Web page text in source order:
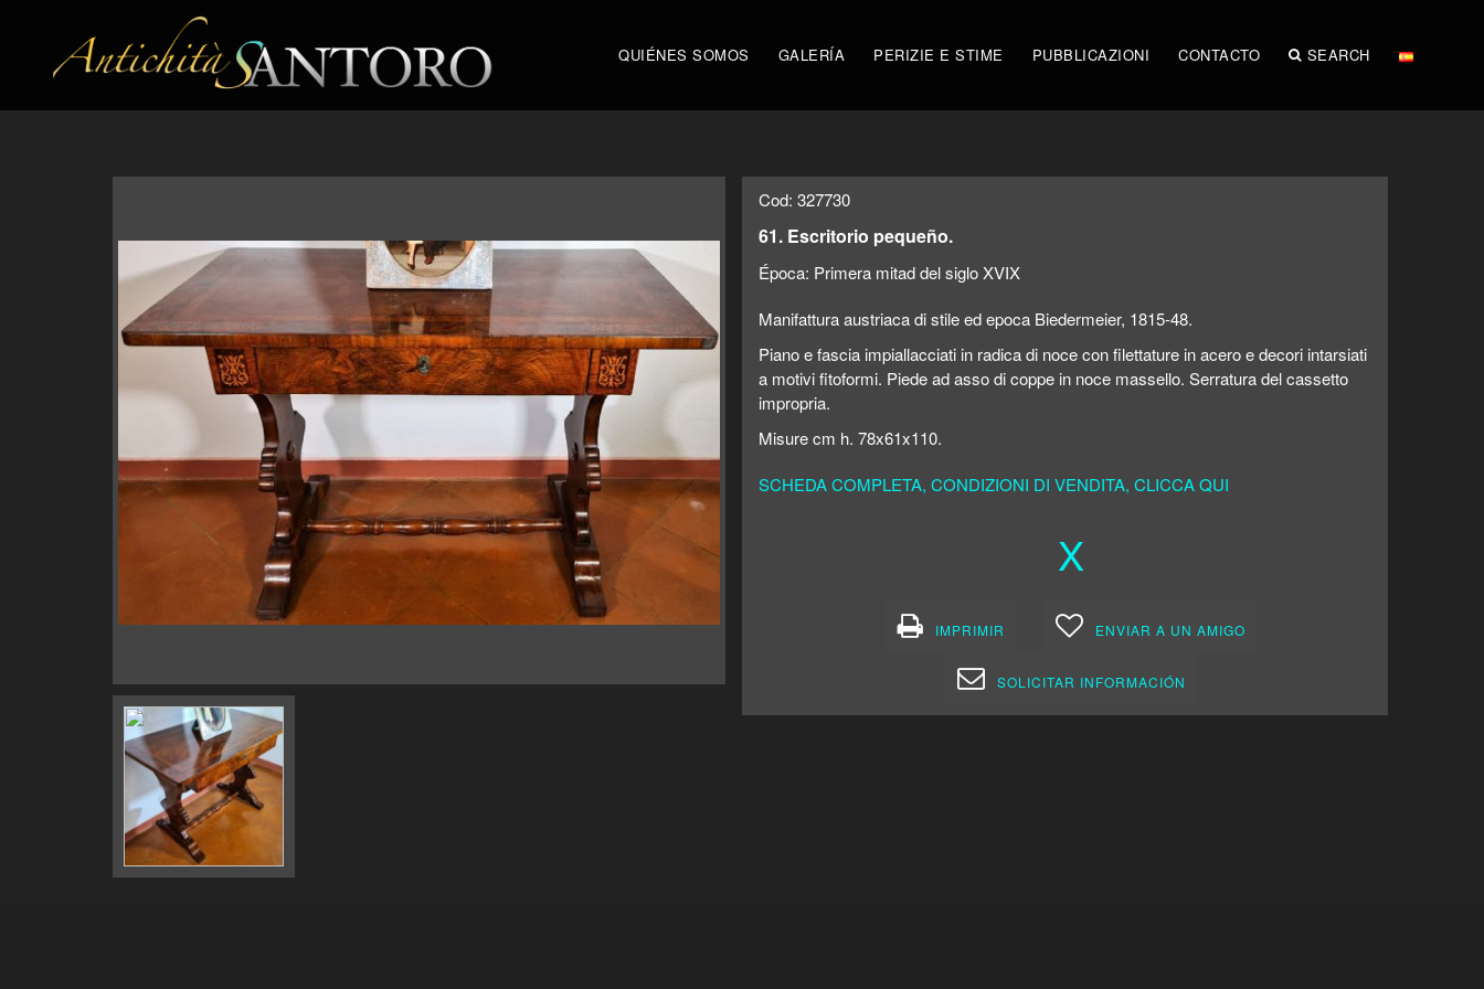
QUIÉNES SOMOS GALERÍA PERIZIE E STIME PUBBLICAZIONI CONTACTO SEARCH
Cod: 327730
61. Escritorio pequeño.
Época: Primera mitad del siglo XVIX
Manifattura austriaca di stile ed epoca Biedermeier, 1815-48.
Piano e fascia impiallacciati in radica di noce con filettature in acero e decori intarsiati
a motivi fitoformi. Piede ad asso di coppe in noce massello. Serratura del cassetto
impropria.
Misure cm h. 78x61x110.
SCHEDA COMPLETA, CONDIZIONI DI VENDITA, CLICCA QUI
X
IMPRIMIR ENVIAR A UN AMIGO
SOLICITAR INFORMACIÓN